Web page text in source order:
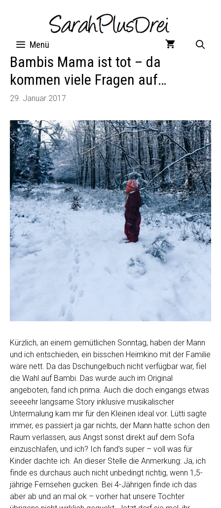
Menü
Bambis Mama ist tot – da
kommen viele Fragen auf…
29. Januar 2017
Kürzlich, an einem gemütlichen Sonntag, haben der Mann
und ich entschieden, ein bisschen Heimkino mit der Familie
wäre nett. Da das Dschungelbuch nicht verfügbar war, fiel
die Wahl auf Bambi. Das wurde auch im Original
angeboten, fand ich prima. Auch die doch eingangs etwas
seeeehr langsame Story inklusive musikalischer
Untermalung kam mir für den Kleinen ideal vor. Lütti sagte
immer, es passiert ja gar nichts, der Mann hatte schon den
Raum verlassen, aus Angst sonst direkt auf dem Sofa
einzuschlafen, und ich? Ich fand’s super – voll was für
Kinder dachte ich. An dieser Stelle die Anmerkung: Ja, ich
finde es durchaus auch nicht unbedingt richtig, wenn 1,5-
jährige Fernsehen gucken. Bei 4-Jährigen finde ich das
aber ab und an mal ok – vorher hat unsere Tochter